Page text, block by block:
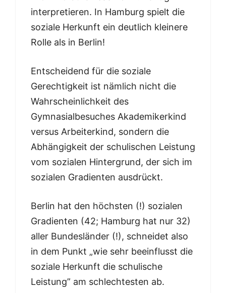
interpretieren. In Hamburg spielt die
soziale Herkunft ein deutlich kleinere
Rolle als in Berlin!
Entscheidend für die soziale
Gerechtigkeit ist nämlich nicht die
Wahrscheinlichkeit des
Gymnasialbesuches Akademikerkind
versus Arbeiterkind, sondern die
Abhängigkeit der schulischen Leistung
vom sozialen Hintergrund, der sich im
sozialen Gradienten ausdrückt.
Berlin hat den höchsten (!) sozialen
Gradienten (42; Hamburg hat nur 32)
aller Bundesländer (!), schneidet also
in dem Punkt „wie sehr beeinflusst die
soziale Herkunft die schulische
Leistung” am schlechtesten ab.